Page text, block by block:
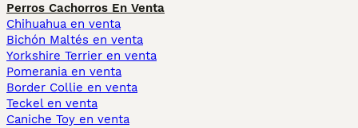
Perros Cachorros En Venta
Chihuahua en venta
Bichón Maltés en venta
Yorkshire Terrier en venta
Pomerania en venta
Border Collie en venta
Teckel en venta
Caniche Toy en venta